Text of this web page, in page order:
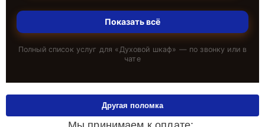
Показать всё
Полный список услуг для «Духовой шкаф» — по звонку или в
чате
Другая поломка